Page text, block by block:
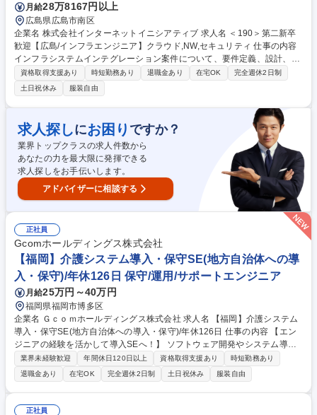
月給28万8167円以上
広島県広島市南区
企業名 株式会社インターネットイニシアティブ 求人名 ＜190＞第二新卒
歓迎【広島/インフラエンジニア】クラウド,NW,セキュリティ 仕事の内容
インフラシステムインテグレーション案件について、要件定義、設計、構
築、運用まで、その他各種IIJサービスの提案、導入サポートを担当してい
ただきます。※担当フェーズや技術(サーバー、クラウド、NW セキュリテ
ィ等)については案件ごとに内容が変わる為、幅広い技術を身に着けるこ
とが出来ます。ゼネラリスト志向の方におすすめです。 【案件について】
[案件規模]数万～数億※数億規模の案件は年に1,2件で数百万規模が多い[業
界]金融、公共(自治体)、製造、小売り(スーパー等)、医療等[案件内容]クラ
ウドシフト、LANWAN等のネットワーク構築、NDR等のセキュリティ導
入、仮想化、メールシステム、ストレージ 募集職種 ＜190＞第二新卒歓迎
【広島/インフラエンジニア】クラウド,NW,セキュリティ
資格取得支援あり 時短勤務あり 退職金あり 在宅OK
完全週休2日制
土日祝休み
服装自由
求人探しにお困り ですか？
業界トップクラスの求人件数から
あなたの力を最大限に発揮できる
求人探しをお手伝いします。
アドバイザーに相談する
正社員
Gcomホールディングス株式会社
【福岡】介護システム導入・保守SE(地方自治体への導
入・保守)/年休126日 保守/運用/サポートエンジニア
月給25万円～40万円
福岡県福岡市博多区
企業名 Ｇｃｏｍホールディングス株式会社 求人名 【福岡】介護システム
導入・保守SE(地方自治体への導入・保守)/年休126日 仕事の内容 【エン
ジニアの経験を活かして導入SEへ！】 ソフトウェア開発やシステム導入
支援サービスを行う当社にて、地方自治体に介護保険システムの導入・保
守業務を行っていただきます。 【具体的には】 地方自治体向けWEBアプ
リケーションパッケージ「Acrocity」に付随している介護システム（介護
保険など）の導入・保守業務になります。 ※営業と開発は別部門が行いま
す。 ■顧客へのシステム導入実務や顧客説明■用途に合わせた改修作業■シ
業界未経験歓迎 年間休日120日以上 資格取得支援あり
時短勤務あり
退職金あり
在宅OK 完全週休2日制 土日祝休み 服装自由
正社員